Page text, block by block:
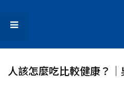
人該怎麼吃比較健康？│